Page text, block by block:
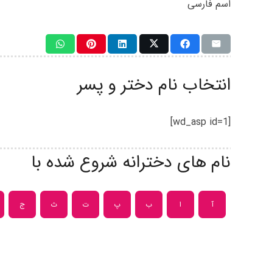
اسم فارسی
انتخاب نام دختر و پسر
[wd_asp id=1]
نام های دخترانه شروع شده با
آ ا ب پ ت ث ج